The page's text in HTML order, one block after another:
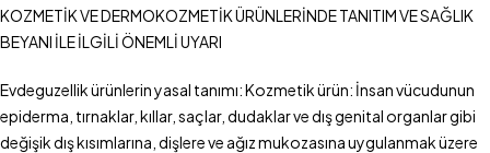
KOZMETİK VE DERMOKOZMETİK ÜRÜNLERİNDE TANITIM VE SAĞLIK
BEYANI İLE İLGİLİ ÖNEMLİ UYARI
Evdeguzellik ürünlerin yasal tanımı: Kozmetik ürün: İnsan vücudunun
epiderma, tırnaklar, kıllar, saçlar, dudaklar ve dış genital organlar gibi
değişik dış kısımlarına, dişlere ve ağız mukozasına uygulanmak üzere